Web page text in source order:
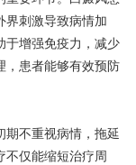
界刺激导致病情加
于增强免疫力，减少
，患者能够有效预防
不重视病情，拖延
不仅能缩短治疗周